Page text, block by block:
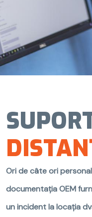
Ori de câte ori
documentația OEM
un incident la locația